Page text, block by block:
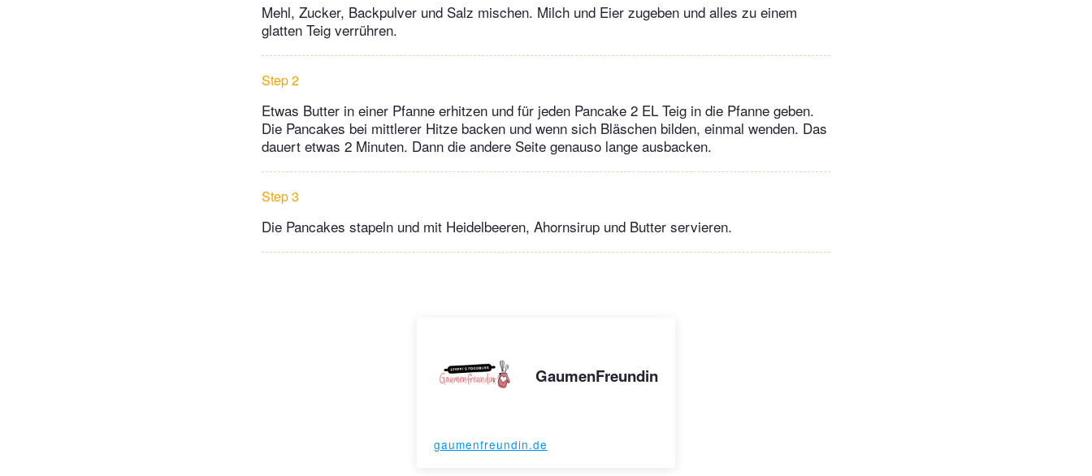
Mehl, Zucker, Backpulver und Salz mischen. Milch und Eier zugeben und alles zu einem
glatten Teig verrühren.
Step 2
Etwas Butter in einer Pfanne erhitzen und für jeden Pancake 2 EL Teig in die Pfanne geben.
Die Pancakes bei mittlerer Hitze backen und wenn sich Bläschen bilden, einmal wenden. Das
dauert etwas 2 Minuten. Dann die andere Seite genauso lange ausbacken.
Step 3
Die Pancakes stapeln und mit Heidelbeeren, Ahornsirup und Butter servieren.
GaumenFreundin
gaumenfreundin.de